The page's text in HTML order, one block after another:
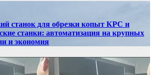
станок для обрезки копыт КРС и
станки: автоматизация на крупных
и экономия